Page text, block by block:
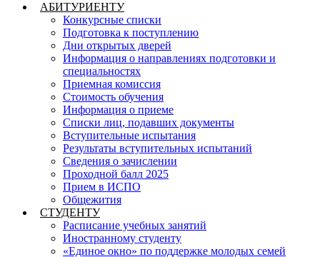
АБИТУРИЕНТУ
Конкурсные списки
Подготовка к поступлению
Дни открытых дверей
Информация о направлениях подготовки и
специальностях
Приемная комиссия
Стоимость обучения
Информация о приеме
Списки лиц, подавших документы
Вступительные испытания
Результаты вступительных испытаний
Сведения о зачислении
Проходной балл 2025
Прием в ИСПО
Общежития
СТУДЕНТУ
Расписание учебных занятий
Иностранному студенту
«Единое окно» по поддержке молодых семей